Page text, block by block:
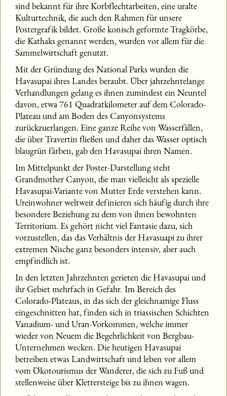
sind bekannt für ihre Korbflechtarbeiten, eine uralte
Kulturtechnik, die auch den Rahmen für unsere
Postergrafik bildet. Große konisch geformte Tragkörbe,
die Kathaks genannt werden, wurden vor allem für die
Sammelwirtschaft genutzt.
Mit der Gründung des National Parks wurden die
Havasupai ihres Landes beraubt. Über jahrzehntelange
Verhandlungen gelang es ihnen zumindest ein Neuntel
davon, etwa 761 Quadratkilometer auf dem Colorado-
Plateau und am Boden des Canyonsystems
zurückzuerlangen. Eine ganze Reihe von Wasserfällen,
die über Travertin fließen und daher das Wasser optisch
blaugrün färben, gab den Havasupai ihren Namen.
Im Mittelpunkt der Poster-Darstellung steht
Grandmother Canyon, die man vielleicht als spezielle
Havasupai-Variante von Mutter Erde verstehen kann.
Ureinwohner weltweit definieren sich häufig durch ihre
besondere Beziehung zu dem von ihnen bewohnten
Territorium. Es gehört nicht viel Fantasie dazu, sich
vorzustellen, das das Verhältnis der Havasuapi zu ihrer
extremen Nische ganz besonders intensiv, aber auch
empfindlich ist.
In den letzten Jahrzehnten gerieten die Havasupai und
ihr Gebiet mehrfach in Gefahr. Im Bereich des
Colorado-Plateaus, in das sich der gleichnamige Fluss
eingeschnitten hat, finden sich in triassischen Schichten
Vanadium- und Uran-Vorkommen, welche immer
wieder von Neuem die Begehrlichkeit von Bergbau-
Unternehmen wecken. Die heutigen Havasupai
betreiben etwas Landwirtschaft und leben vor allem
vom Ökotourismus der Wanderer, die sich zu Fuß und
stellenweise über Klettersteige bis zu ihnen wagen.